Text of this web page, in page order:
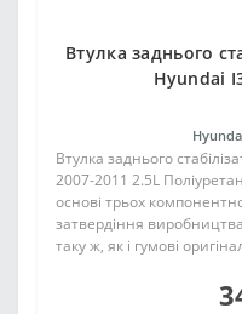
Втулка заднього
Hyundai
Втулка заднього
2007-2011 2.5L
основі трьох
затвердіння
таку ж, як і гумові